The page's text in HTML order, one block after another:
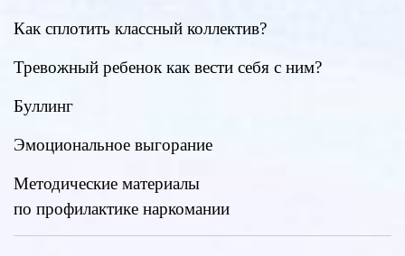
Как сплотить классный коллектив?
Тревожный ребенок как вести себя с ним?
Буллинг
Эмоциональное выгорание
Методические материалы
по профилактике наркомании